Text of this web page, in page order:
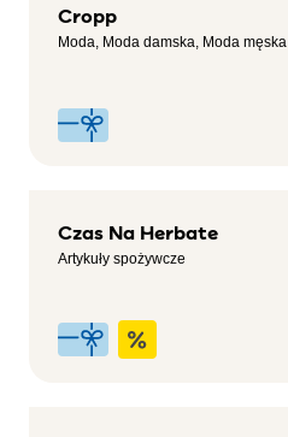
Cropp
Moda, Moda damska, Moda męska
Czas Na Herbate
Artykuły spożywcze